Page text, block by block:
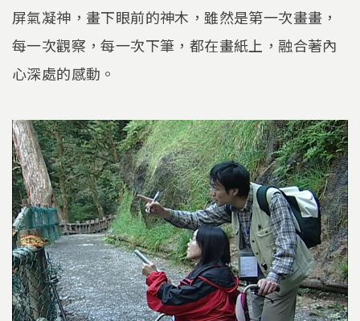
屏氣凝神，畫下眼前的神木，雖然是第一次畫畫，
每一次觀察，每一次下筆，都在畫紙上，融合著內
心深處的感動。